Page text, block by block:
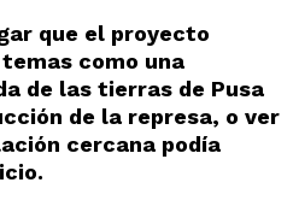
que el proyecto
como una
de las tierras de Pusa
de la represa, o ver
cercana podía